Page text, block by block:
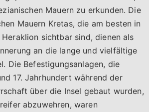
Mauern zu erkunden. Die
Mauern Kretas, die am besten in
sichtbar sind, dienen als
an die lange und vielfältige
Die Befestigungsanlagen, die
17. Jahrhundert während der
über die Insel gebaut wurden,
abzuwehren, waren